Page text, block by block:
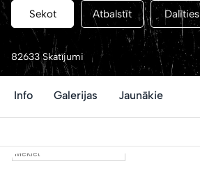
Sekot Atbalstīt Dalīties
82633 Skatījumi
Info Galerijas Jaunākie